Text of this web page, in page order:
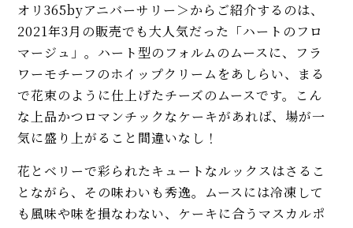
オリ365byアニバーサリー＞からご紹介するのは、
2021年3月の販売でも大人気だった「ハートのフロ
マージュ」。ハート型のフォルムのムースに、フラ
ワーモチーフのホイップクリームをあしらい、まる
で花束のように仕上げたチーズのムースです。こん
な上品かつロマンチックなケーキがあれば、場が一
気に盛り上がること間違いなし！
花とベリーで彩られたキュートなルックスはさるこ
とながら、その味わいも秀逸。ムースには冷凍して
も風味や味を損なわない、ケーキに合うマスカルポ